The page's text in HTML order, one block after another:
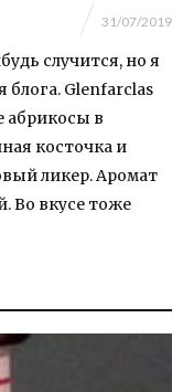
31/07/2019
случится, но я
блога. Glenfarclas
абрикосы в
косточка и
ликер. Аромат
Во вкусе тоже